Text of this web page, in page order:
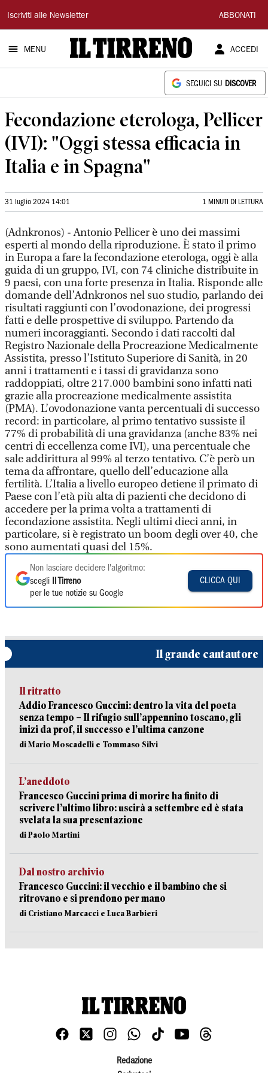
Il
Tirreno
Iscriviti alle Newsletter ABBONATI
MENU ACCEDI
SEGUICI SU DISCOVER
Fecondazione eterologa, Pellicer
(IVI): "Oggi stessa efficacia in
Italia e in Spagna"
31 luglio 2024 14:01 1 MINUTI DI LETTURA
(Adnkronos) - Antonio Pellicer è uno dei massimi
esperti al mondo della riproduzione. È stato il primo
in Europa a fare la fecondazione eterologa, oggi è alla
guida di un gruppo, IVI, con 74 cliniche distribuite in
9 paesi, con una forte presenza in Italia. Risponde alle
domande dell’Adnkronos nel suo studio, parlando dei
risultati raggiunti con l’ovodonazione, dei progressi
fatti e delle prospettive di sviluppo. Partendo da
numeri incoraggianti. Secondo i dati raccolti dal
Registro Nazionale della Procreazione Medicalmente
Assistita, presso l’Istituto Superiore di Sanità, in 20
anni i trattamenti e i tassi di gravidanza sono
raddoppiati, oltre 217.000 bambini sono infatti nati
grazie alla procreazione medicalmente assistita
(PMA). L’ovodonazione vanta percentuali di successo
record: in particolare, al primo tentativo sussiste il
77% di probabilità di una gravidanza (anche 83% nei
centri di eccellenza come IVI), una percentuale che
sale addirittura al 99% al terzo tentativo. C’è però un
tema da affrontare, quello dell’educazione alla
fertilità. L’Italia a livello europeo detiene il primato di
Paese con l’età più alta di pazienti che decidono di
accedere per la prima volta a trattamenti di
fecondazione assistita. Negli ultimi dieci anni, in
particolare, si è registrato un boom degli over 40, che
sono aumentati quasi del 15%.
Non lasciare decidere l'algoritmo:
scegli
Il Tirreno
per le tue notizie su Google
CLICCA QUI
Il grande cantautore
Il ritratto
Addio Francesco Guccini: dentro la vita del poeta
senza tempo – Il rifugio sull’appennino toscano, gli
inizi da prof, il successo e l’ultima canzone
di Mario Moscadelli e Tommaso Silvi
L’aneddoto
Francesco Guccini prima di morire ha finito di
scrivere l’ultimo libro: uscirà a settembre ed è stata
svelata la sua presentazione
di Paolo Martini
Dal nostro archivio
Francesco Guccini: il vecchio e il bambino che si
ritrovano e si prendono per mano
di Cristiano Marcacci e Luca Barbieri
Redazione